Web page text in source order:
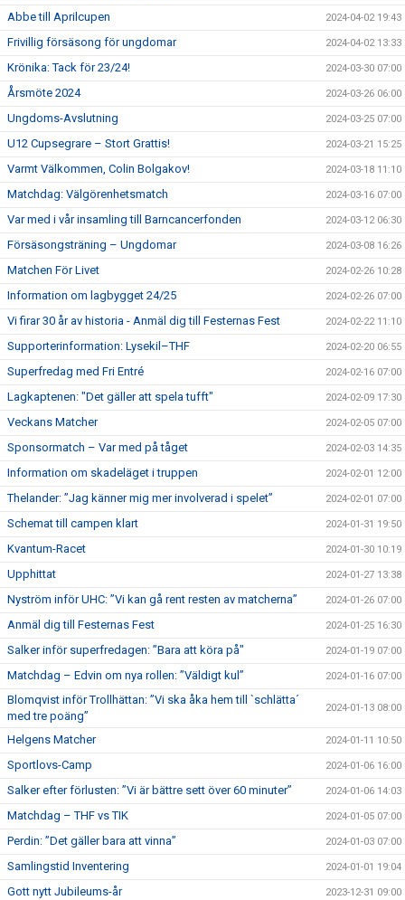
Abbe till Aprilcupen 2024-04-02 19:43
Frivillig försäsong för ungdomar 2024-04-02 13:33
Krönika: Tack för 23/24! 2024-03-30 07:00
Årsmöte 2024 2024-03-26 06:00
Ungdoms-Avslutning 2024-03-25 07:00
U12 Cupsegrare – Stort Grattis! 2024-03-21 15:25
Varmt Välkommen, Colin Bolgakov! 2024-03-18 11:10
Matchdag: Välgörenhetsmatch 2024-03-16 07:00
Var med i vår insamling till Barncancerfonden 2024-03-12 06:30
Försäsongsträning – Ungdomar 2024-03-08 16:26
Matchen För Livet 2024-02-26 10:28
Information om lagbygget 24/25 2024-02-26 07:00
Vi firar 30 år av historia - Anmäl dig till Festernas Fest 2024-02-22 11:10
Supporterinformation: Lysekil–THF 2024-02-20 06:55
Superfredag med Fri Entré 2024-02-16 07:00
Lagkaptenen: "Det gäller att spela tufft" 2024-02-09 17:30
Veckans Matcher 2024-02-05 07:00
Sponsormatch – Var med på tåget 2024-02-03 14:35
Information om skadeläget i truppen 2024-02-01 12:00
Thelander: ”Jag känner mig mer involverad i spelet” 2024-02-01 07:00
Schemat till campen klart 2024-01-31 19:50
Kvantum-Racet 2024-01-30 10:19
Upphittat 2024-01-27 13:38
Nyström inför UHC: ”Vi kan gå rent resten av matcherna” 2024-01-26 07:00
Anmäl dig till Festernas Fest 2024-01-25 16:30
Salker inför superfredagen: ”Bara att köra på" 2024-01-19 07:00
Matchdag – Edvin om nya rollen: ”Väldigt kul” 2024-01-16 07:00
Blomqvist inför Trollhättan: ”Vi ska åka hem till `schlätta´
med tre poäng”
2024-01-13 08:00
Helgens Matcher 2024-01-11 10:50
Sportlovs-Camp 2024-01-06 16:00
Salker efter förlusten: ”Vi är bättre sett över 60 minuter” 2024-01-06 14:03
Matchdag – THF vs TIK 2024-01-05 07:00
Perdin: ”Det gäller bara att vinna” 2024-01-03 07:00
Samlingstid Inventering 2024-01-01 19:04
Gott nytt Jubileums-år 2023-12-31 09:00